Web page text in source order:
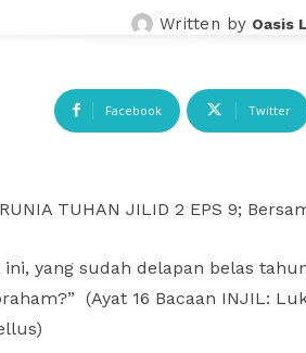
Written by Oasis
Facebook Twitter
TUHAN JILID 2 EPS 9;
yang sudah delapan belas
(Ayat 16 Bacaan INJIL: